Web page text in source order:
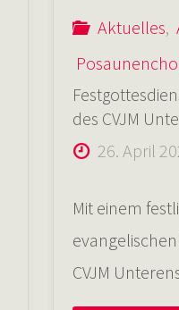
Aktuelles,
des CVJM
26. April
Mit einem
CVJM